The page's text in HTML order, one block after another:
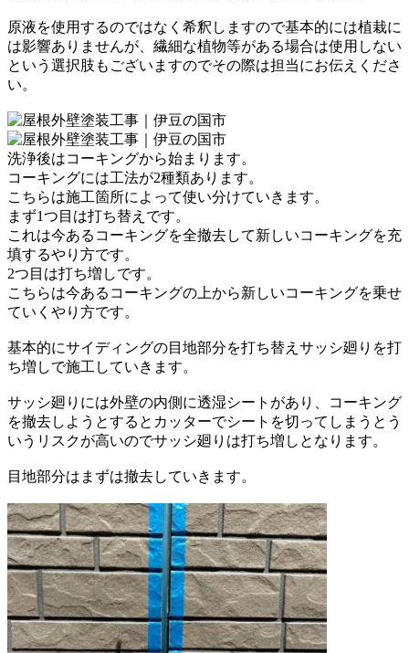
原液を使用するのではなく希釈しますので基本的には植栽に
は影響ありませんが、 繊細な植物等がある場合は使用しない
という選択肢もございますのでその際は担当にお伝えくださ
い。
洗浄後はコーキングから始まります。
コーキングには工法が2種類あります。
こちらは施工箇所によって使い分けていきます。
まず1つ目は打ち替えです。
これは今あるコーキングを全撤去して新しいコーキングを充
填するやり方です。
2つ目は打ち増しです。
こちらは今あるコーキングの上から新しいコーキングを乗せ
ていくやり方です。
基本的にサイディングの目地部分を打ち替え サッシ廻りを打
ち増しで施工していきます。
サッシ廻りには外壁の内側に透湿シートがあり、
コーキング
を撤去しようとすると カッターでシートを切ってしまうとう
いうリスクが高いのでサッシ廻りは打ち増しとなります。
目地部分はまずは撤去していきます。